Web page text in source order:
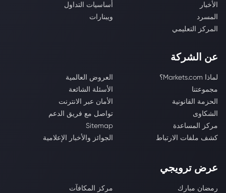
الأخبار
أساسيات التداول
المسرد
ويبنارات
المركز التعليمي
عن الشركة
لماذا Markets.com؟
العروض العالمية
مجموعتنا
الأسئلة الشائعة
الحزمة القانونية
الأمان عبر الانترنت
الشكاوى
تواصل مع فريق الدعم
مركز المساعدة
Sitemap
كشف ملفات الارتباط
الجوائز والأخبار الإعلامية
عرض ترويجي
رمضان مبارك
مركز المكافآت